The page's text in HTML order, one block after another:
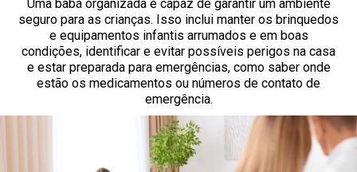
Uma babá organizada é capaz de garantir um ambiente
seguro para as crianças. Isso inclui manter os brinquedos
e equipamentos infantis arrumados e em boas
condições, identificar e evitar possíveis perigos na casa
e estar preparada para emergências, como saber onde
estão os medicamentos ou números de contato de
emergência.